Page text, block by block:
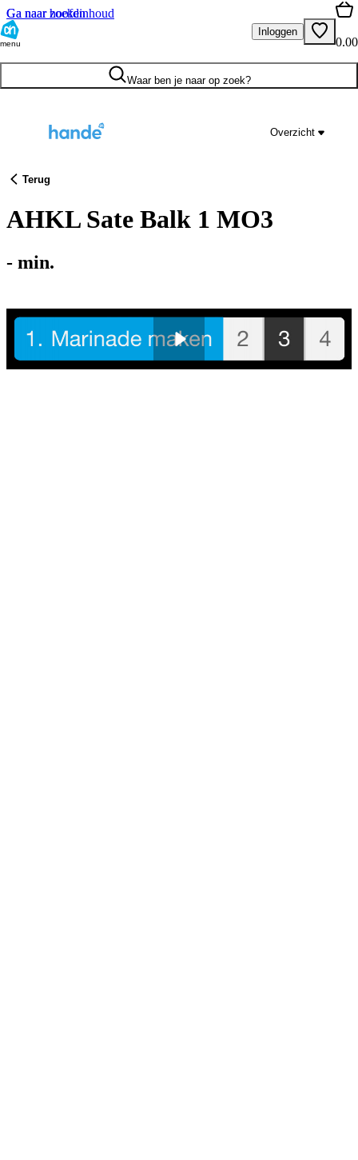
Ga naar hoofdinhoud
Ga naar zoeken
menu
Inloggen
0.00
Waar ben je naar op zoek?
Overzicht
Terug
AHKL Sate Balk 1 MO3
- min.